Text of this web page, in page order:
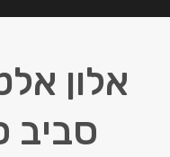
אלון
סביב